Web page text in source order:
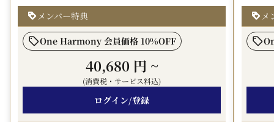
・3連泊以上：プライムチケット（レストランやショップ
にてご利用いただけます）
※1滞在1室あたり5,000円相当
・3連泊以上：アクティビティプレミアムチケット（対象
アクティビティがご滞在中1回）
・4連泊以上：ご夕食1回無料（対象のレストランで、専
用メニューをお召し上がりいただけます）
□夏のアリビラ・プライム公式サイト限定特典の詳細はこ
メンバー特典
One Harmony 会員価格 10%OFF
40,680 円 ~
(消費税・サービス料込)
ログイン/登録
メ